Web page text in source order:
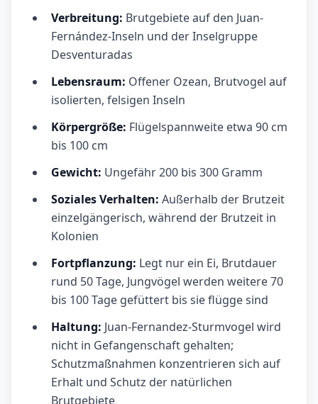
Verbreitung: Brutgebiete auf den Juan-
Fernández-Inseln und der Inselgruppe
Desventuradas
Lebensraum: Offener Ozean, Brutvogel auf
isolierten, felsigen Inseln
Körpergröße: Flügelspannweite etwa 90 cm
bis 100 cm
Gewicht: Ungefähr 200 bis 300 Gramm
Soziales Verhalten: Außerhalb der Brutzeit
einzelgängerisch, während der Brutzeit in
Kolonien
Fortpflanzung: Legt nur ein Ei, Brutdauer
rund 50 Tage, Jungvögel werden weitere 70
bis 100 Tage gefüttert bis sie flügge sind
Haltung: Juan-Fernandez-Sturmvogel wird
nicht in Gefangenschaft gehalten;
Schutzmaßnahmen konzentrieren sich auf
Erhalt und Schutz der natürlichen
Brutgebiete